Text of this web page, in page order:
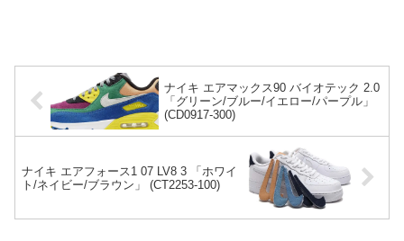
ナイキ エアマックス90 バイオテック 2.0
「グリーン/ブルー/イエロー/パープル」
(CD0917-300)
ナイキ エアフォース1 07 LV8 3 「ホワイ
ト/ネイビー/ブラウン」 (CT2253-100)